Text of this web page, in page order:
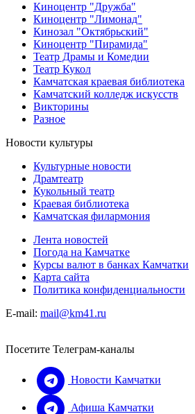
Киноцентр "Дружба"
Киноцентр "Лимонад"
Кинозал "Октябрьский"
Киноцентр "Пирамида"
Театр Драмы и Комедии
Театр Кукол
Камчатская краевая библиотека
Камчатский колледж искусств
Викторины
Разное
Новости культуры
Культурные новости
Драмтеатр
Кукольный театр
Краевая библиотека
Камчатская филармония
Лента новостей
Погода на Камчатке
Курсы валют в банках Камчатки
Карта сайта
Политика конфиденциальности
E-mail: mail@km41.ru
Посетите Телеграм-каналы
Новости Камчатки
Афиша Камчатки